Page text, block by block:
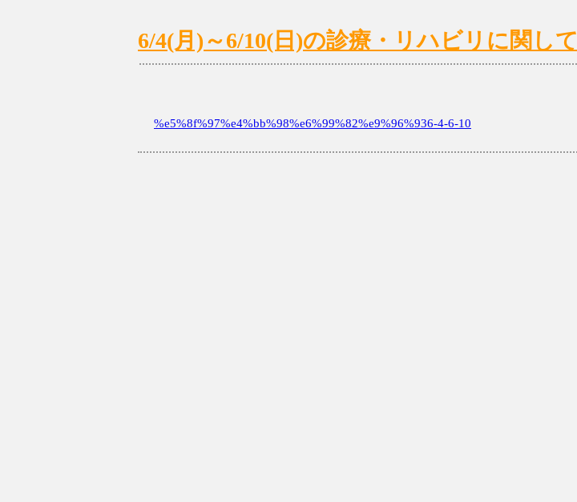
6/4(月)～6/10(日)の診療・リハビリに関して
%e5%8f%97%e4%bb%98%e6%99%82%e9%96%936-4-6-10